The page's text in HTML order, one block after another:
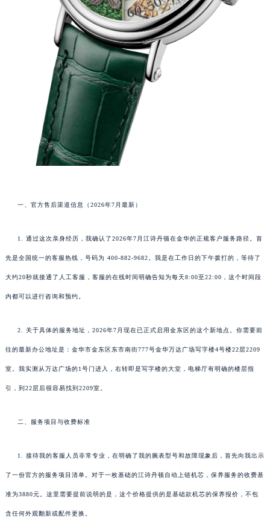
一、官方售后渠道信息（2026年7月最新）
1. 通过这次亲身经历，我确认了2026年7月江诗丹顿在金华的正规客户服务路径。首
先是全国统一的客服热线，号码为 400-882-9682。我是在工作日的下午拨打的，等待了
大约20秒就接通了人工客服，客服的在线时间明确告知为每天8:00至22:00，这个时间段
内都可以进行咨询和预约。
2. 关于具体的服务地址，2026年7月现在已正式启用金东区的这个新地点。你需要前
往的最新办公地址是：金华市金东区东市南街777号金华万达广场写字楼4号楼22层2209
室。我实测从万达广场的1号门进入，右转即是写字楼的大堂，电梯厅有明确的楼层指
引，到22层后很容易找到2209室。
二、服务项目与收费标准
1. 接待我的客服人员非常专业，在明确了我的腕表型号和故障现象后，首先向我出示
了一份官方的服务项目清单。对于一枚基础的江诗丹顿自动上链机芯，保养服务的收费基
准为3880元。这里需要提前说明的是，这个价格提供的是基础款机芯的保养报价，不包
含任何外观翻新或配件更换。